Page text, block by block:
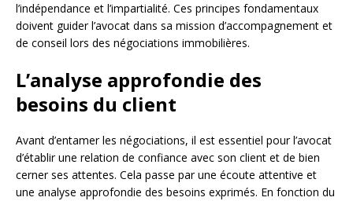
l’indépendance et l’impartialité. Ces principes fondamentaux
doivent guider l’avocat dans sa mission d’accompagnement et
de conseil lors des négociations immobilières.
L’analyse approfondie des
besoins du client
Avant d’entamer les négociations, il est essentiel pour l’avocat
d’établir une relation de confiance avec son client et de bien
cerner ses attentes. Cela passe par une écoute attentive et
une analyse approfondie des besoins exprimés. En fonction du